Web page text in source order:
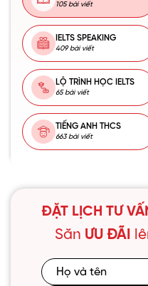
105 bài viết
IELTS SPEAKING
409 bài viết
LỘ TRÌNH HỌC IELTS
65 bài viết
TIẾNG ANH THCS
663 bài viết
ĐẶT LỊCH TƯ
Săn ƯU ĐÃI